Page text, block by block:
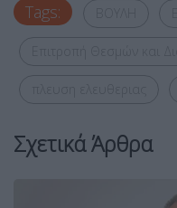
Tags:
Σχετικά Άρθρα